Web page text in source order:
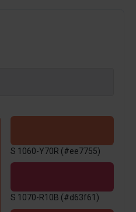
S 1060-Y70R (#ee7755)
S 1070-R10B (#d63f61)